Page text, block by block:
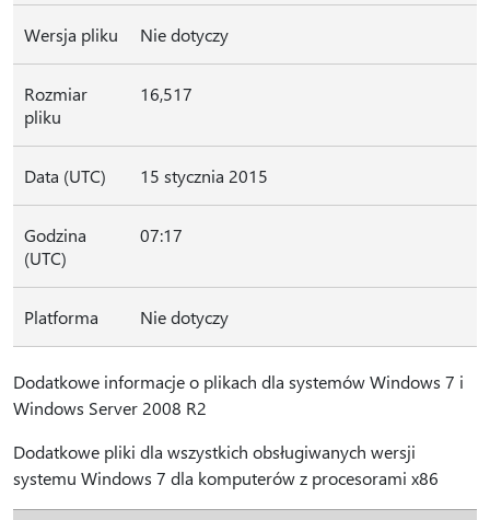
Wersja pliku Nie dotyczy
Rozmiar
pliku
16,517
Data (UTC) 15 stycznia 2015
Godzina
(UTC)
07:17
Platforma Nie dotyczy
Dodatkowe informacje o plikach dla systemów Windows 7 i
Windows Server 2008 R2
Dodatkowe pliki dla wszystkich obsługiwanych wersji
systemu Windows 7 dla komputerów z procesorami x86